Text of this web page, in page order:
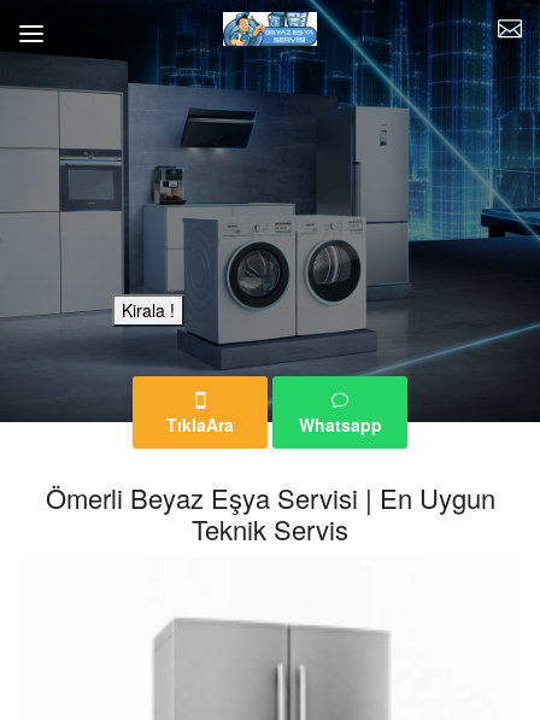
TıklaAra Whatsapp
Bu Reklam Sayfası Kiralıktır.
Kirala !
Ömerli Beyaz Eşya Servisi | En Uygun
Teknik Servis